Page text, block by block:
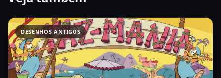
DESENHOS ANTIGOS